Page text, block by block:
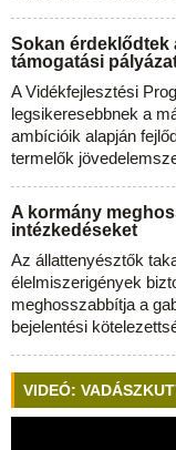
Sokan érdeklődtek
támogatási
A Vidékfejlesztési
legsikeresebbnek a
ambícióik alapján
termelők
A kormány
intézkedéseket
Az állattenyésztők
élelmiszerigények
meghosszabbítja a
bejelentési
VIDEÓ: